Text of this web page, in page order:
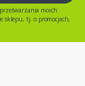
moich
sklepu, tj. o promocjach,